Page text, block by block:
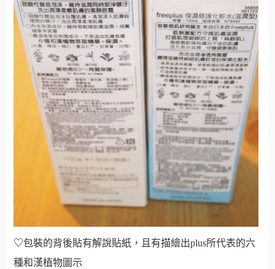
♡包裝的背後貼有解說貼紙，且有描繪出plus所代表的六
種和漢植物圖示